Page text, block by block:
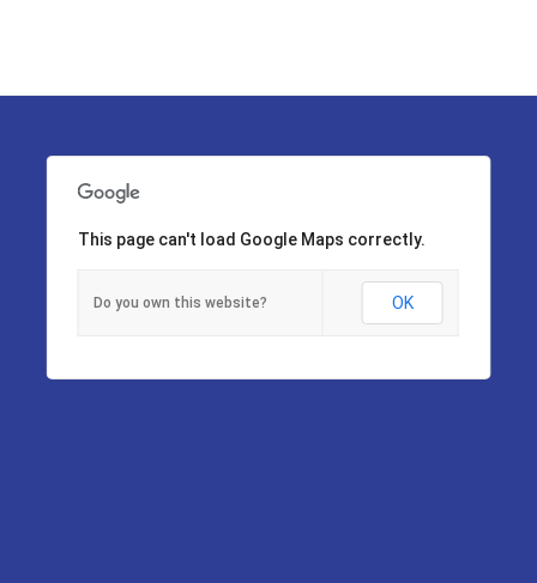
This page can't load Google Maps correctly.
Do you own this website? OK